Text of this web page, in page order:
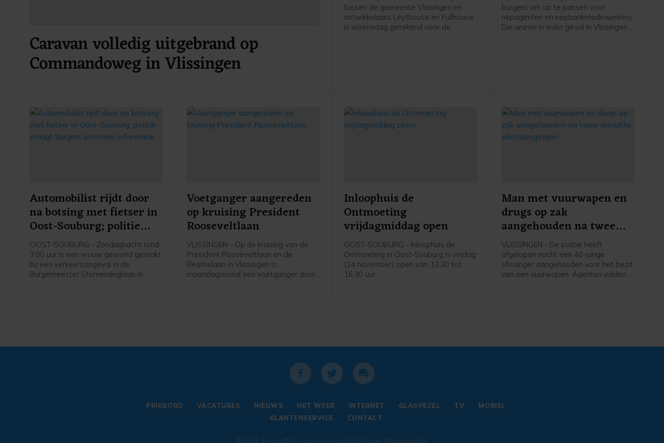
Caravan volledig uitgebrand op
Commandoweg in Vlissingen
tussen de gemeente Vlissingen en
ontwikkelaars Leythouse en Fullhouse
is woensdag getekend voor de
burgers om op te passen voor
nepagenten en nepbankmedewerkers.
Die waren in ieder geval in Vlissingen
Automobilist rijdt door
na botsing met fietser in
Oost-Souburg; politie
vraagt burgers om meer
informatie
OOST-SOUBURG - Zondagnacht rond
3.00 uur is een vrouw gewond geraakt
bij een verkeersongeval in de
Burgemeester Stemerdinglaan in
Voetganger aangereden
op kruising President
Rooseveltlaan
VLISSINGEN - Op de kruising van de
President Rooseveltlaan en de
Beatrixlaan in Vlissingen is
maandagavond een voetganger door
Inloophuis de
Ontmoeting
vrijdagmiddag open
OOST-SOUBURG - Inloophuis de
Ontmoeting in Oost-Souburg is vrijdag
(14 november) open van 13.30 tot
16.30 uur.
Man met vuurwapen en
drugs op zak
aangehouden na twee
mislukte vluchtpogingen
VLISSINGEN - De politie heeft
afgelopen nacht een 40-jarige
Vlissinger aangehouden voor het bezit
van een vuurwapen. Agenten wilden
PRIKBORD VACATURES NIEUWS HET WEER INTERNET GLASVEZEL TV
MOBIEL
KLANTENSERVICE
CONTACT
© 2026 ZeelandNet . Onderdeel van DELTA Fiber Nederland B.V.